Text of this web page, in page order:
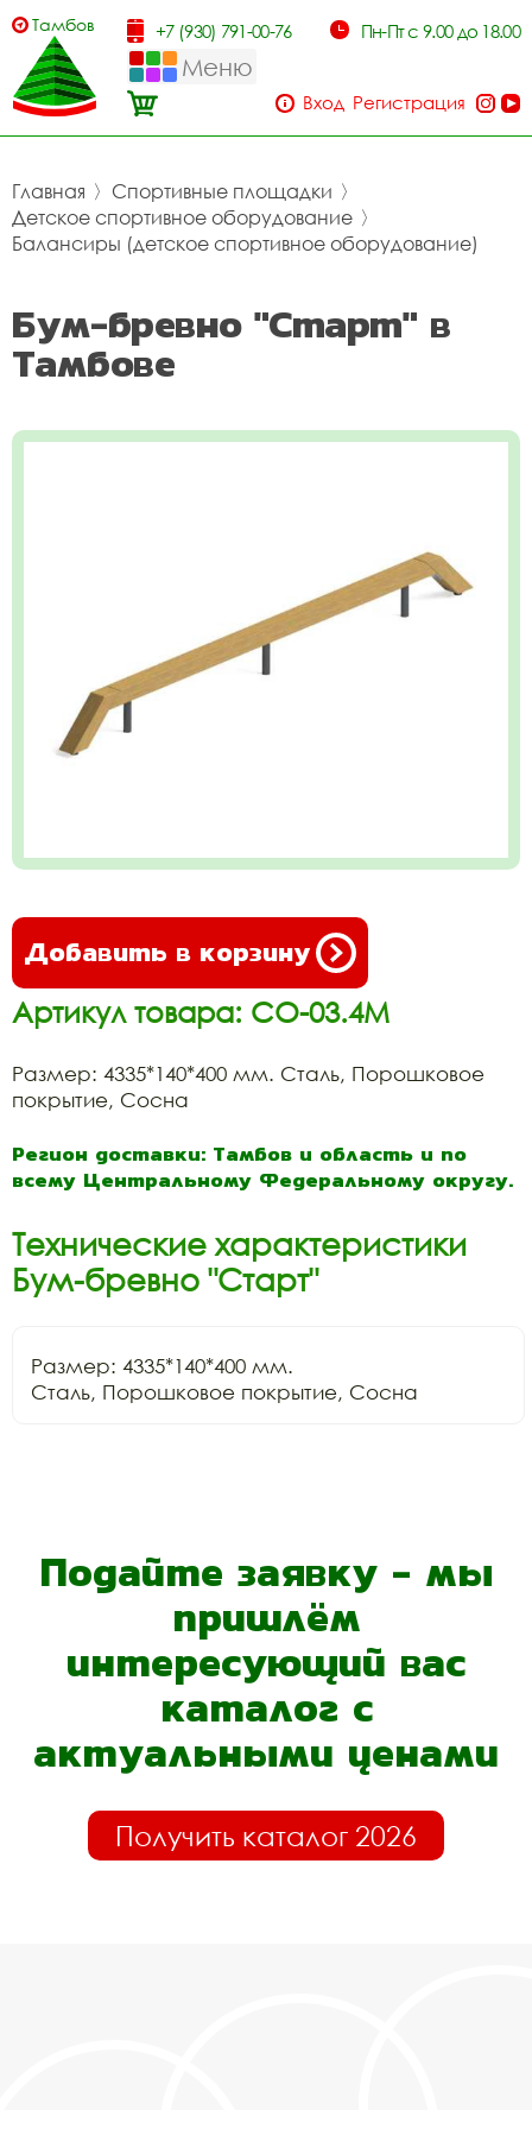
Тамбов +7 (930) 791-00-76 Пн-Пт с 9.00 до 18.00
Меню
Вход Регистрация
Главная 〉 Спортивные площадки 〉
Детское спортивное оборудование 〉
Балансиры (детское спортивное оборудование)
Бум-бревно "Старт" в
Тамбове
Добавить в корзину
Артикул товара: СО-03.4М
Размер: 4335*140*400 мм. Сталь, Порошковое
покрытие, Сосна
Регион доставки: Тамбов и область и по
всему Центральному Федеральному округу.
Технические характеристики
Бум-бревно "Старт"
Размер: 4335*140*400 мм.
Сталь, Порошковое покрытие, Сосна
Подайте заявку - мы
пришлём
интересующий вас
каталог с
актуальными ценами
Получить каталог 2026